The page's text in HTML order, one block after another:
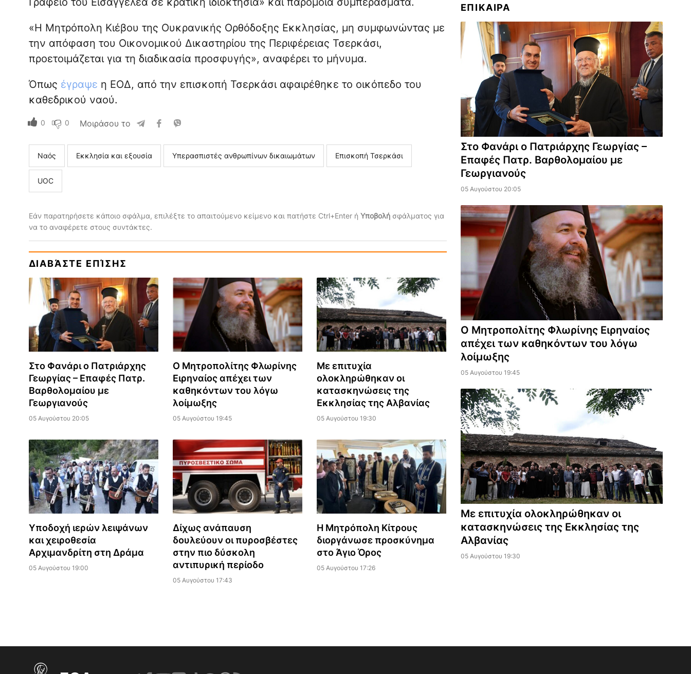
«Η Μητρόπολη Κιέβου της Ουκρανικής Ορθόδοξης Εκκλησίας, μη συμφωνώντας με
την απόφαση του Οικονομικού Δικαστηρίου της Περιφέρειας Τσερκάσι,
προετοιμάζεται για τη διαδικασία προσφυγής», αναφέρει το μήνυμα.
Όπως έγραψε η ΕΟΔ, από την επισκοπή Τσερκάσι αφαιρέθηκε το οικόπεδο του
καθεδρικού ναού.
0 0 Μοιράσου το
Ναός Εκκλησία και εξουσία Υπερασπιστές ανθρωπίνων δικαιωμάτων Επισκοπή Τσερκάσι
UOC
Εάν παρατηρήσετε κάποιο σφάλμα, επιλέξτε το απαιτούμενο κείμενο και πατήστε Ctrl+Enter ή Υποβολήσφάλματος για
να το αναφέρετε στους συντάκτες.
ΔΙΑΒΆΣΤΕ ΕΠΊΣΗΣ
Στο Φανάρι ο Πατριάρχης
Γεωργίας – Επαφές Πατρ.
Βαρθολομαίου με
Γεωργιανούς
05 Αυγούστου 20:05
Ο Μητροπολίτης Φλωρίνης
Ειρηναίος απέχει των
καθηκόντων του λόγω
λοίμωξης
05 Αυγούστου 19:45
Με επιτυχία
ολοκληρώθηκαν οι
κατασκηνώσεις της
Εκκλησίας της Αλβανίας
05 Αυγούστου 19:30
Υποδοχή ιερών λειψάνων
και χειροθεσία
Αρχιμανδρίτη στη Δράμα
05 Αυγούστου 19:00
Δίχως ανάπαυση
δουλεύουν οι πυροσβέστες
στην πιο δύσκολη
αντιπυρική περίοδο
05 Αυγούστου 17:43
Η Μητρόπολη Κίτρους
διοργάνωσε προσκύνημα
στο Άγιο Όρος
05 Αυγούστου 17:26
ΕΠΙΚΑΙΡΑ
Στο Φανάρι ο Πατριάρχης Γεωργίας –
Επαφές Πατρ. Βαρθολομαίου με
Γεωργιανούς
05 Αυγούστου 20:05
Ο Μητροπολίτης Φλωρίνης Ειρηναίος
απέχει των καθηκόντων του λόγω
λοίμωξης
05 Αυγούστου 19:45
Με επιτυχία ολοκληρώθηκαν οι
κατασκηνώσεις της Εκκλησίας της
Αλβανίας
05 Αυγούστου 19:30